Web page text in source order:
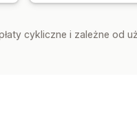
cykliczne i zależne od